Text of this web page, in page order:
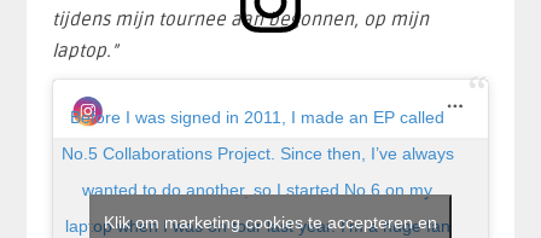
tijdens mijn tournee aan begonnen, op mijn
laptop.”
Before I was signed in 2011, I made an EP called
No.5 Collaborations Project. Since then, I’ve always
wanted to do another, so I started No.6 on my
laptop when I was on tour last year. I’m a huge fan
Klik om marketing cookies te accepteren en